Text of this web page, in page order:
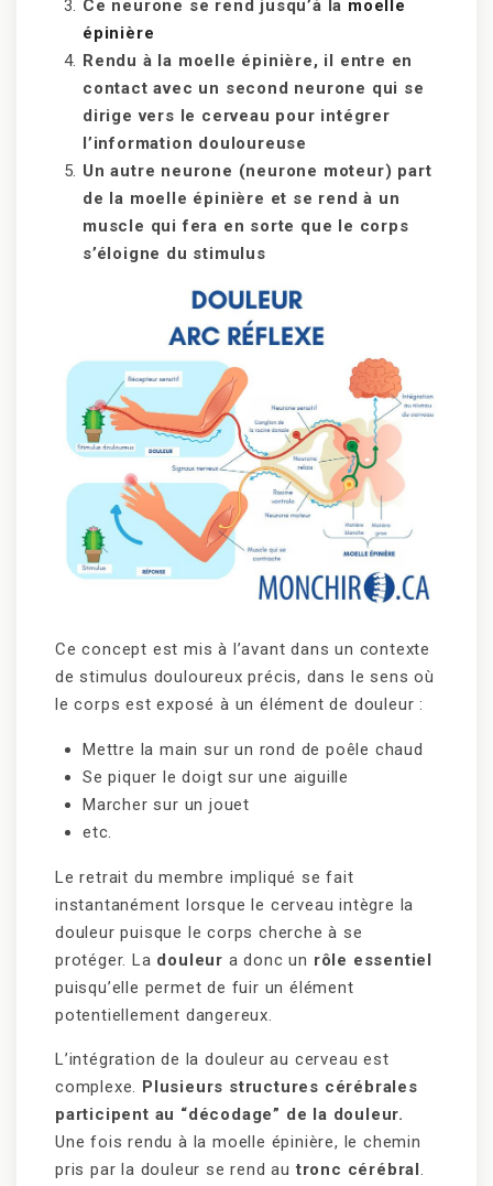
Ce neurone se rend jusqu’à la moelle
épinière
Rendu à la moelle épinière, il entre en
contact avec un second neurone qui se
dirige vers le cerveau pour intégrer
l’information douloureuse
Un autre neurone (neurone moteur) part
de la moelle épinière et se rend à un
muscle qui fera en sorte que le corps
s’éloigne du stimulus
Ce concept est mis à l’avant dans un contexte
de stimulus douloureux précis, dans le sens où
le corps est exposé à un élément de douleur :
Mettre la main sur un rond de poêle chaud
Se piquer le doigt sur une aiguille
Marcher sur un jouet
etc.
Le retrait du membre impliqué se fait
instantanément lorsque le cerveau intègre la
douleur puisque le corps cherche à se
protéger. La douleur a donc un rôle essentiel
puisqu’elle permet de fuir un élément
potentiellement dangereux.
L’intégration de la douleur au cerveau est
complexe. Plusieurs structures cérébrales
participent au “décodage” de la douleur.
Une fois rendu à la moelle épinière, le chemin
pris par la douleur se rend autronc cérébral.